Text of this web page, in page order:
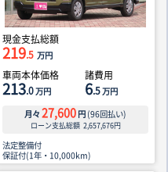
現金支払総額
219.5 万円
車両本体価格
213.0万円
諸費用
6.5万円
月々 27,600 円 (96回払い)
ローン支払総額 2,657,676円
法定整備付
保証付(1年・10,000km)